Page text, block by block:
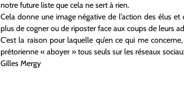
notre future liste que cela ne sert à rien.
Cela donne une image négative de l’action des élus
plus de cogner ou de riposter face aux coups de leurs
C’est la raison pour laquelle qu’en ce qui me
prétorienne « aboyer » tous seuls sur les réseaux
Gilles Mergy